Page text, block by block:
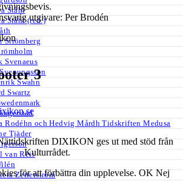
Ståhl
Ståhl (red.)
Strömberg
Svenaeus
Swahn
Swartz
Rodéhn och Hedvig Mårdh Tidskriften Medusa
Tjäder
van Reis
Zetterström
utgivare: Per Brodén
3
DIXIKON ges ut med stöd från
Kulturrådet.
för att förbättra din upplevelse.OK Nej